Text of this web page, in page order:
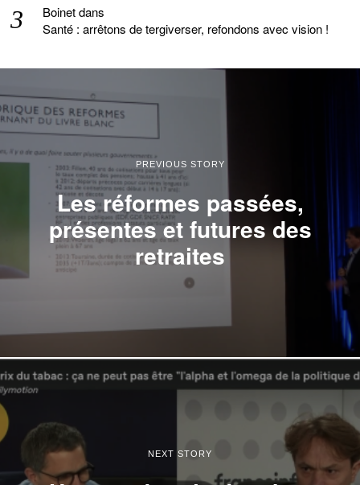
Boinetdans
Santé : arrêtons de tergiverser, refondons avec vision !
PREVIOUS STORY
Les réformes passées,
présentes et futures des
retraites
NEXT STORY